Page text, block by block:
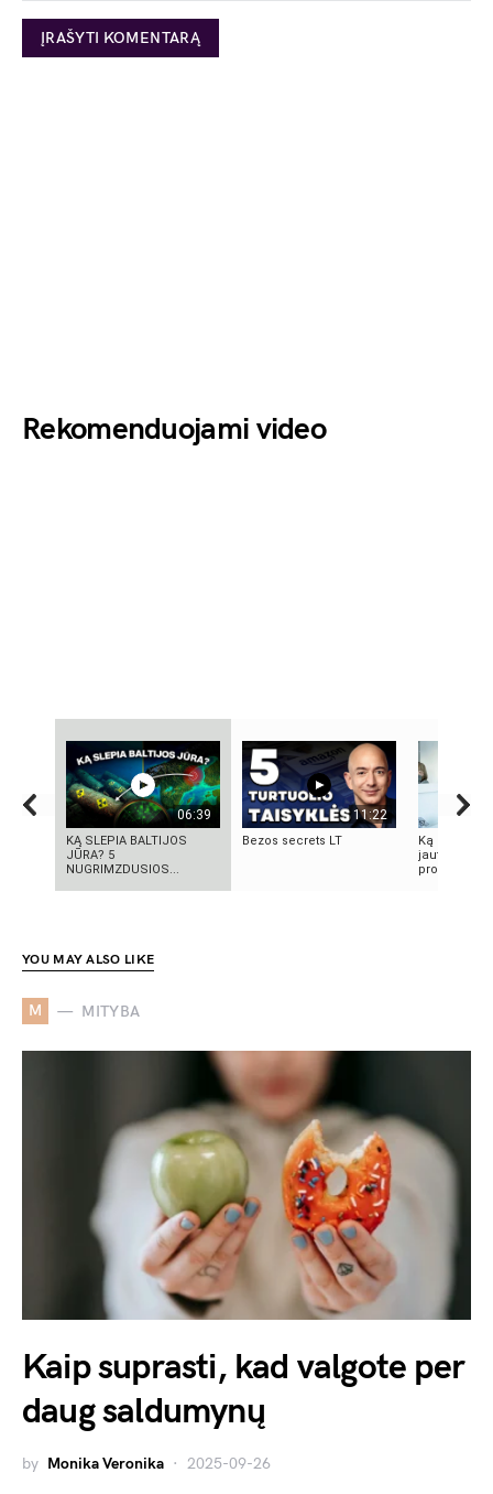
Rekomenduojami video
06:39
KĄ SLEPIA BALTIJOS
JŪRA? 5
NUGRIMZDUSIOS...
11:22
Bezos secrets LT
Ką reikia
jautrią odą?
produktai,
YOU MAY ALSO LIKE
M MITYBA
Kaip suprasti, kad valgote per
daug saldumynų
by Monika Veronika 2025-09-26